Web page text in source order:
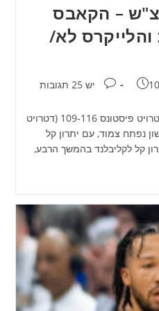
– הקאבס
לא/
תגובות:
יש 25 תגובות
ערב קשה קליבלנד קאבלירס - דטרויט פיסטונס 109-116 (דטרויט
הראשון נפתח צמוד, עם יתרון קל
קל לקליבלנד בהמשך הרבע,